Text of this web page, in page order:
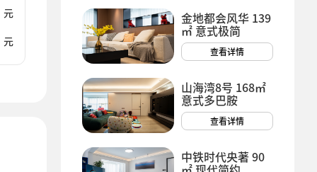
元
元
金地都会风华 139
㎡ 意式极简
查看详情
山海湾8号 168㎡
意式多巴胺
查看详情
中铁时代央著 90
㎡ 现代简约